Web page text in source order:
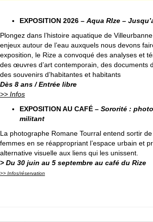
EXPOSITION 2026 – Aqua RIze –
Plongez dans l’histoire aquatique de
enjeux autour de l’eau auxquels nous devons
exposition, le Rize a convoqué des analyses et
des œuvres d’art contemporain, des documents
des souvenirs d’habitantes et habitants
Dès 8 ans / Entrée libre
>> Infos
EXPOSITION AU CAFÉ – Sororité :
militant
La photographe Romane Tourral entend sortir de
femmes en se réappropriant l’espace urbain et
alternative visuelle aux liens qui les unissent.
> Du 30 juin au 5 septembre au café du Rize
>> Infos/réservation